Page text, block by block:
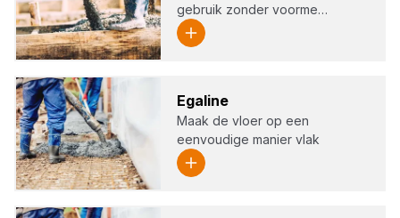
gebruik zonder voorme…
Ega­li­ne
Maak de vloer op een
eenvoudige manier vlak